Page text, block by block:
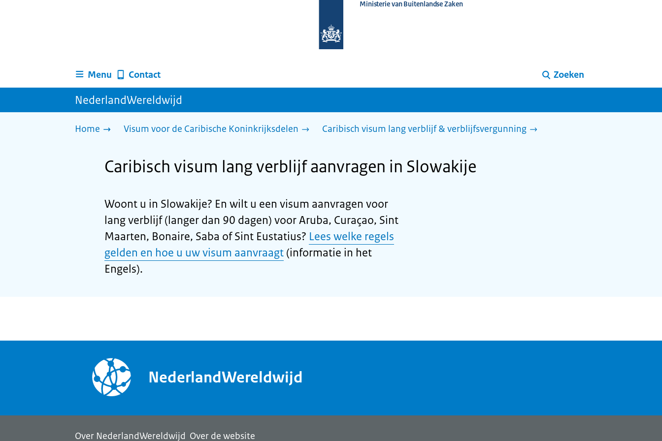
homepage
Ministerie van Buitenlandse Zaken
Menu Contact Zoeken
NederlandWereldwijd
Home Visum voor de Caribische Koninkrijksdelen Caribisch visum lang verblijf & verblijfsvergunning
Caribisch visum lang verblijf aanvragen in Slowakije
Woont u in Slowakije? En wilt u een visum aanvragen voor
lang verblijf (langer dan 90 dagen) voor Aruba, Curaçao, Sint
Maarten, Bonaire, Saba of Sint Eustatius? Lees welke regels
gelden en hoe u uw visum aanvraagt (informatie in het
Engels).
NederlandWereldwijd
Over NederlandWereldwijd Over de website